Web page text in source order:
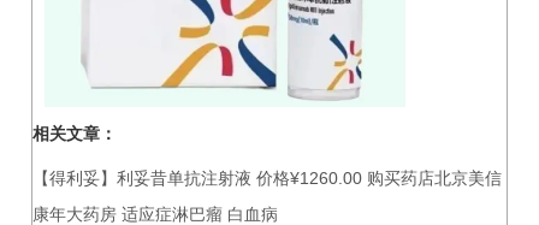
相关文章：
【得利妥】利妥昔单抗注射液 价格¥1260.00 购买药店北京美信
康年大药房 适应症淋巴瘤 白血病